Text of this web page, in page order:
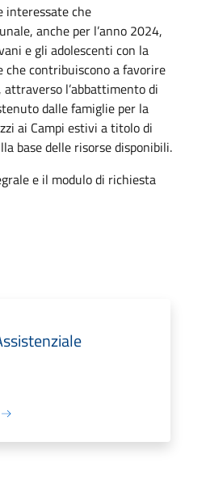
interessate che
anche per l’anno 2024,
e gli adolescenti con la
che contribuiscono a favorire
l’abbattimento di
dalle famiglie per la
ai Campi estivi a titolo di
base delle risorse disponibili.
e il modulo di richiesta